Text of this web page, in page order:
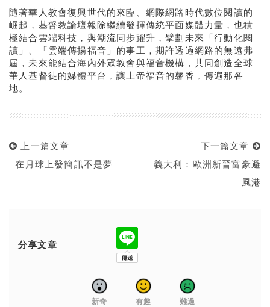
隨著華人教會復興世代的來臨、網際網路時代數位閱讀的
崛起，基督教論壇報除繼續發揮傳統平面媒體力量，也積
極結合雲端科技，與潮流同步躍升，擘劃未來「行動化閱
讀」、「雲端傳揚福音」的事工，期許透過網路的無遠弗
屆，未來能結合海內外眾教會與福音機構，共同創造全球
華人基督徒的媒體平台，讓上帝福音的馨香，傳遍那各
地。
上一篇文章
在月球上發簡訊不是夢
下一篇文章
義大利：歐洲新晉富豪避
風港
分享文章
新奇 有趣 難過